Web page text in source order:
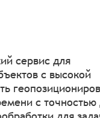
сервис для
с высокой
с точностью